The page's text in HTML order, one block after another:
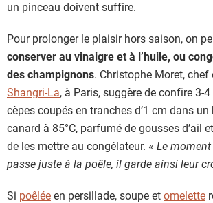
un pinceau doivent suffire.
Pour prolonger le plaisir hors saison, on
conserver au vinaigre et à l’huile, ou
des champignons. Christophe Moret,
Shangri-La, à Paris, suggère de confire 3-
cèpes coupés en tranches d’1 cm dans
canard à 85°C, parfumé de gousses d’ail
de les mettre au congélateur. « Le
passe juste à la poêle, il garde ainsi leur
Si poêléeen persillade, soupe etomelette